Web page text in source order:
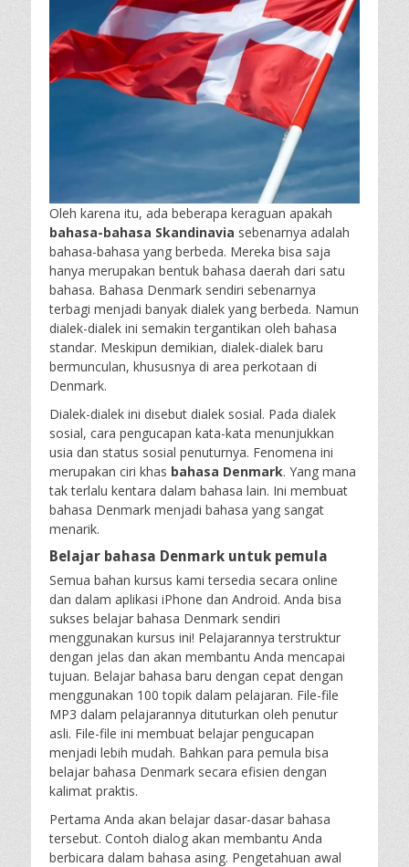
Oleh karena itu, ada beberapa keraguan apakah
bahasa-bahasa Skandinavia sebenarnya adalah
bahasa-bahasa yang berbeda. Mereka bisa saja
hanya merupakan bentuk bahasa daerah dari satu
bahasa. Bahasa Denmark sendiri sebenarnya
terbagi menjadi banyak dialek yang berbeda. Namun
dialek-dialek ini semakin tergantikan oleh bahasa
standar. Meskipun demikian, dialek-dialek baru
bermunculan, khususnya di area perkotaan di
Denmark.
Dialek-dialek ini disebut dialek sosial. Pada dialek
sosial, cara pengucapan kata-kata menunjukkan
usia dan status sosial penuturnya. Fenomena ini
merupakan ciri khas bahasa Denmark. Yang mana
tak terlalu kentara dalam bahasa lain. Ini membuat
bahasa Denmark menjadi bahasa yang sangat
menarik.
Belajar bahasa Denmark untuk pemula
Semua bahan kursus kami tersedia secara online
dan dalam aplikasi iPhone dan Android. Anda bisa
sukses belajar bahasa Denmark sendiri
menggunakan kursus ini! Pelajarannya terstruktur
dengan jelas dan akan membantu Anda mencapai
tujuan. Belajar bahasa baru dengan cepat dengan
menggunakan 100 topik dalam pelajaran. File-file
MP3 dalam pelajarannya dituturkan oleh penutur
asli. File-file ini membuat belajar pengucapan
menjadi lebih mudah. Bahkan para pemula bisa
belajar bahasa Denmark secara efisien dengan
kalimat praktis.
Pertama Anda akan belajar dasar-dasar bahasa
tersebut. Contoh dialog akan membantu Anda
berbicara dalam bahasa asing. Pengetahuan awal